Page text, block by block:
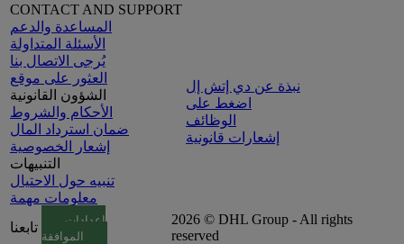
CONTACT AND SUPPORT
المساعدة والدعم
الأسئلة المتداولة
يُرجى الاتصال بنا
العثور على موقع
الشؤون القانونية
الأحكام والشروط
ضمان استرداد المال
إشعار الخصوصية
التنبيهات
تنبيه حول الاحتيال
معلومات مهمة
نبذة عن دي إتش إل
اضغط على
الوظائف
إشعارات قانونية
تابعنا
إعدادات
الموافقة
2026 © DHL Group - All rights
reserved